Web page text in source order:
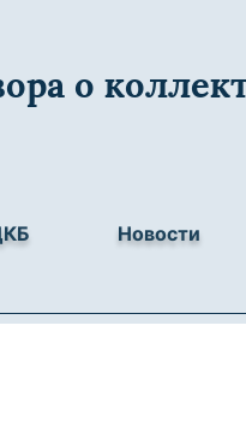
о
Новости